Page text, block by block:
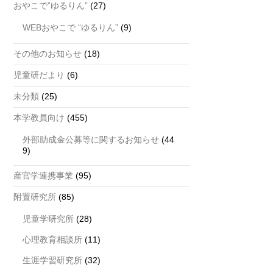
おやこで”ゆるりん” (27)
WEBおやこで “ゆるりん” (9)
その他のお知らせ (18)
児童研だより (6)
未分類 (25)
本学教員向け (455)
外部助成金公募等に関するお知らせ (44
9)
産官学連携事業 (95)
附置研究所 (85)
児童学研究所 (28)
心理教育相談所 (11)
生涯学習研究所 (32)